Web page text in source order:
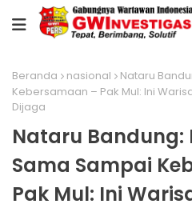
Beranda nasional
Nataru
Kebersamaan – Pak Mul: Ini
Dijaga
Nataru Bandung:
Sama Sampai
Pak Mul: Ini